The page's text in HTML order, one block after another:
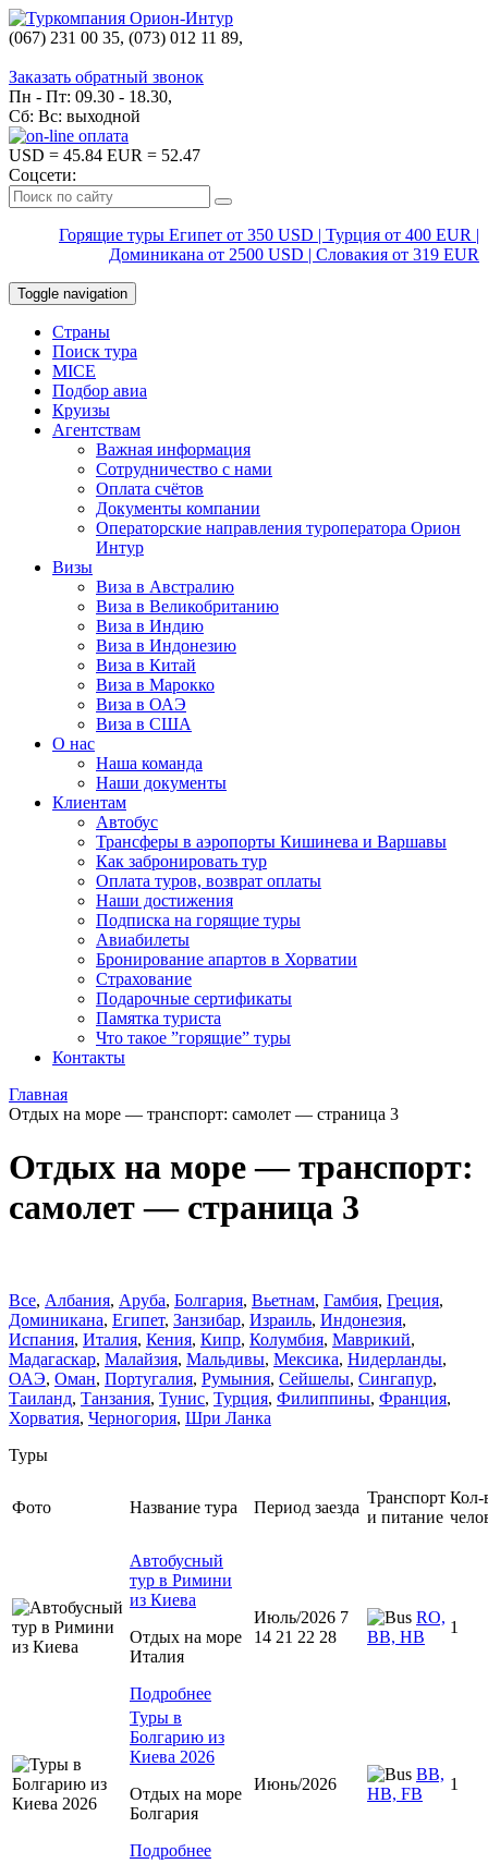
(067) 231 00 35, (073) 012 11 89,
Заказать обратный звонок
Пн - Пт: 09.30 - 18.30,
Сб: Вс: выходной
USD = 45.84 EUR = 52.47
Соцсети:
Горящие туры Египет от 350 USD | Турция от 400 EUR |
Доминикана от 2500 USD | Словакия от 319 EUR
Toggle navigation
Страны
Поиск тура
MICE
Подбор авиа
Круизы
Агентствам
Важная информация
Сотрудничество с нами
Оплата счётов
Документы компании
Операторские направления туроператора Орион
Интур
Визы
Виза в Австралию
Виза в Великобританию
Виза в Индию
Виза в Индонезию
Виза в Китай
Виза в Марокко
Виза в ОАЭ
Виза в США
О нас
Наша команда
Наши документы
Клиентам
Автобус
Трансферы в аэропорты Кишинева и Варшавы
Как забронировать тур
Оплата туров, возврат оплаты
Наши достижения
Подписка на горящие туры
Авиабилеты
Бронирование апартов в Хорватии
Страхование
Подарочные сертификаты
Памятка туриста
Что такое ”горящие” туры
Контакты
Главная
Отдых на море — транспорт: самолет — страница 3
Отдых на море — транспорт:
самолет — страница 3
Все, Албания, Аруба, Болгария, Вьетнам, Гамбия, Греция,
Доминиканa, Египет, Занзибар, Израиль, Индонезия,
Испания, Италия, Кения, Кипр, Колумбия, Маврикий,
Мадагаскар, Малайзия, Мальдивы, Мексика, Нидерланды,
ОАЭ, Оман, Португалия, Румыния, Сейшелы, Сингапур,
Таиланд, Танзания, Тунис, Турция, Филиппины, Франция,
Хорватия, Черногория, Шри Ланка
Туры
Фото Название тура Период заезда
Транспорт
и питание
Кол-
Автобусный
тур в Римини
из Киева
Отдых на море
Италия
Подробнее
Июль/2026 7
14 21 22 28
RO,
BB, HB
1
Туры в
Болгарию из
Киева 2026
Отдых на море
Болгария
Подробнее
Июнь/2026
BB,
HB, FB
1